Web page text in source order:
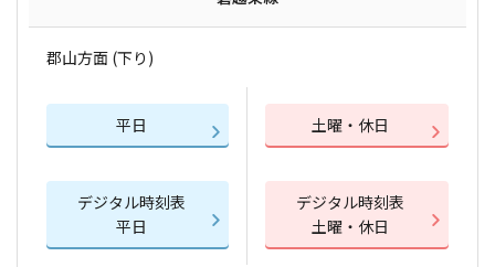
郡山方面 (下り)
平日 土曜・休日
デジタル時刻表
平日
デジタル時刻表
土曜・休日